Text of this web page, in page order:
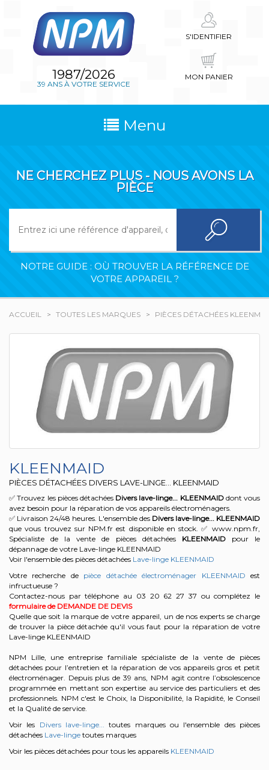
1987/2026
39 ANS À VOTRE SERVICE
S'IDENTIFIER
MON PANIER
Menu
NE CHERCHEZ PLUS - NOUS AVONS LA
PIÈCE
NOTRE GUIDE : OÙ TROUVER LA RÉFÉRENCE DE
VOTRE APPAREIL ?
ACCUEIL TOUTES LES MARQUES PIÈCES DÉTACHÉES
KLEENMAID
PIÈCES DÉTACHÉES DIVERS LAVE-LINGE... KLEENMAID
✅ Trouvez les pièces détachées Divers lave-linge... KLEENMAIDdont vous
avez besoin pour la réparation de vos appareils électroménagers.
✅ Livraison 24/48 heures. L'ensemble des Divers lave-linge... KLEENMAID
que vous trouvez sur NPM.fr est disponible en stock. ✅ www.npm.fr,
Spécialiste de la vente de pièces détachées KLEENMAIDpour le
dépannage de votre Lave-linge KLEENMAID
Voir l'ensemble des pièces détachées Lave-linge KLEENMAID
Votre recherche de pièce détachée électroménager KLEENMAID est
infructueuse ?
Contactez-nous par téléphone au 03 20 62 27 37 ou complétez le
formulaire de DEMANDE DE DEVIS
Quelle que soit la marque de votre appareil, un de nos experts se charge
de trouver la pièce détachée qu'il vous faut pour la réparation de votre
Lave-linge KLEENMAID
NPM Lille, une entreprise familiale spécialiste de la vente de pièces
détachées pour l’entretien et la réparation de vos appareils gros et petit
électroménager. Depuis plus de 39 ans, NPM agit contre l’obsolescence
programmée en mettant son expertise au service des particuliers et des
professionnels. NPM c'est le Choix, la Disponibilité, la Rapidité, le Conseil
et la Qualité de service.
Voir les Divers lave-linge...
toutes marques ou l'ensemble des pièces
détachées Lave-linge toutes marques
Voir les pièces détachées pour tous les appareils KLEENMAID